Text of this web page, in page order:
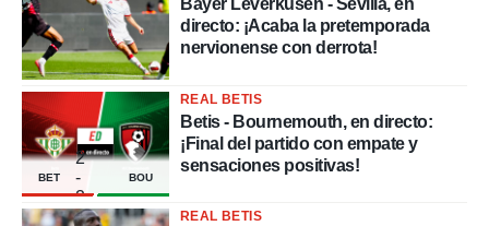
Bayer Leverkusen - Sevilla, en
directo: ¡Acaba la pretemporada
nervionense con derrota!
BET
2
-
2
BOU
REAL BETIS
Betis - Bournemouth, en directo:
¡Final del partido con empate y
sensaciones positivas!
REAL BETIS